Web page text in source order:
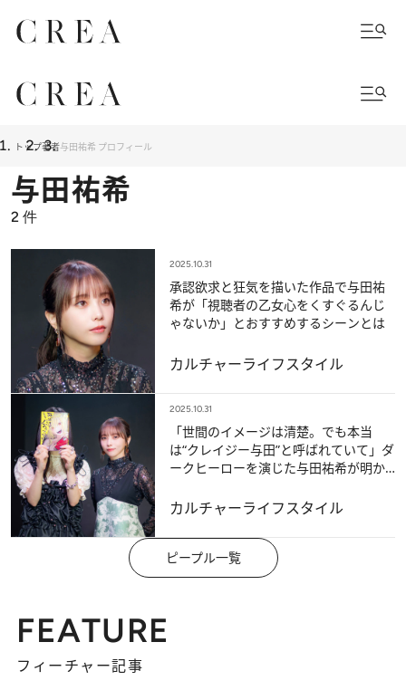
トップ著者与田祐希 プロフィール
与田祐希
2 件
2025.10.31
承認欲求と狂気を描いた作品で与田祐
希が「視聴者の乙女心をくすぐるんじ
ゃないか」とおすすめするシーンとは
カルチャーライフスタイル
2025.10.31
「世間のイメージは清楚。でも本当
は“クレイジー与田”と呼ばれていて」ダ
ークヒーローを演じた与田祐希が明か
カルチャーライフスタイル
ピープル一覧
FEATURE
フィーチャー記事